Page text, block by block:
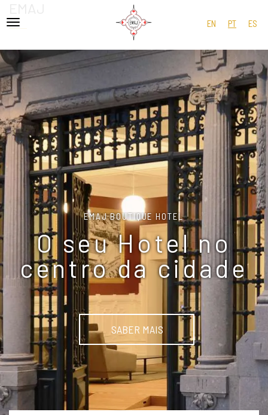
EN PT ES
O seu Hotel no
centro da cidade
EMAJ BOUTIQUE HOTEL
SABER MAIS